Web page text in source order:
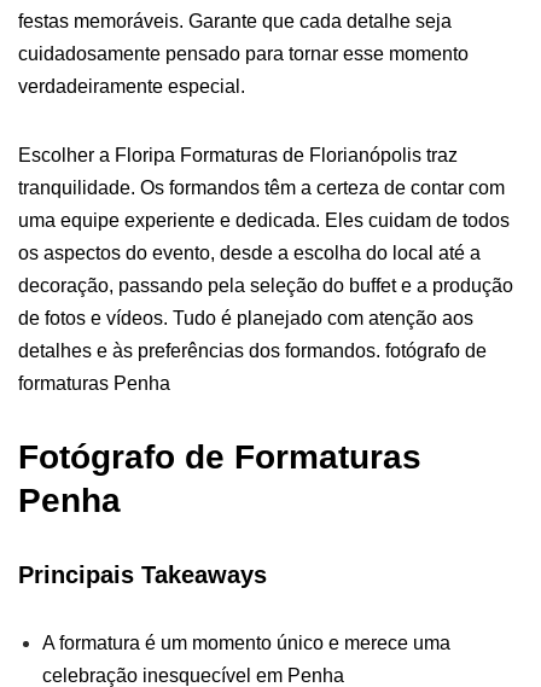
festas memoráveis. Garante que cada detalhe seja
cuidadosamente pensado para tornar esse momento
verdadeiramente especial.
Escolher a Floripa Formaturas de Florianópolis traz
tranquilidade. Os formandos têm a certeza de contar com
uma equipe experiente e dedicada. Eles cuidam de todos
os aspectos do evento, desde a escolha do local até a
decoração, passando pela seleção do buffet e a produção
de fotos e vídeos. Tudo é planejado com atenção aos
detalhes e às preferências dos formandos. fotógrafo de
formaturas Penha
Fotógrafo de Formaturas
Penha
Principais Takeaways
A formatura é um momento único e merece uma
celebração inesquecível em Penha